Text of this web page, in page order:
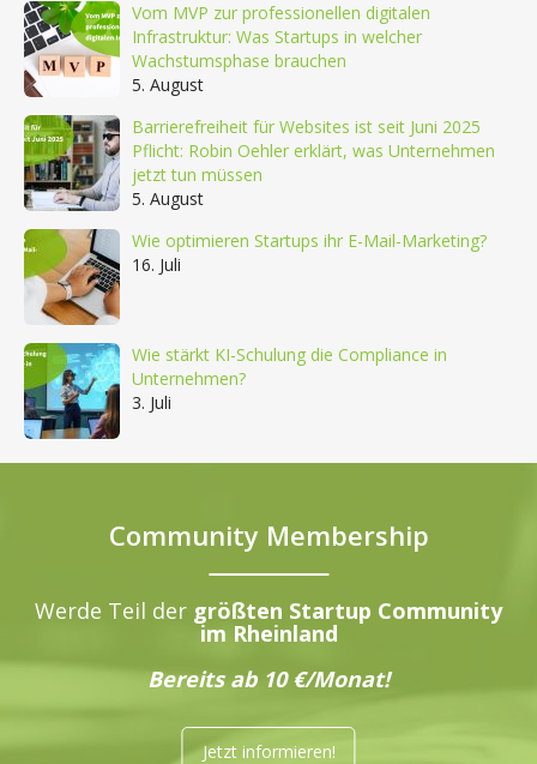
Vom MVP zur professionellen digitalen
Infrastruktur: Was Startups in welcher
Wachstumsphase brauchen
5. August
Barrierefreiheit für Websites ist seit Juni 2025
Pflicht: Robin Oehler erklärt, was Unternehmen
jetzt tun müssen
5. August
Wie optimieren Startups ihr E-Mail-Marketing?
16. Juli
Wie stärkt KI-Schulung die Compliance in
Unternehmen?
3. Juli
Community Membership
Werde Teil der größten Startup Community
im Rheinland
Bereits ab 10 €/Monat!
Jetzt informieren!